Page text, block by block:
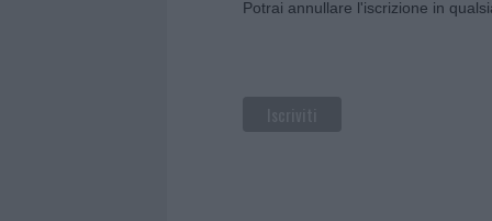
Potrai annullare l'iscrizione in